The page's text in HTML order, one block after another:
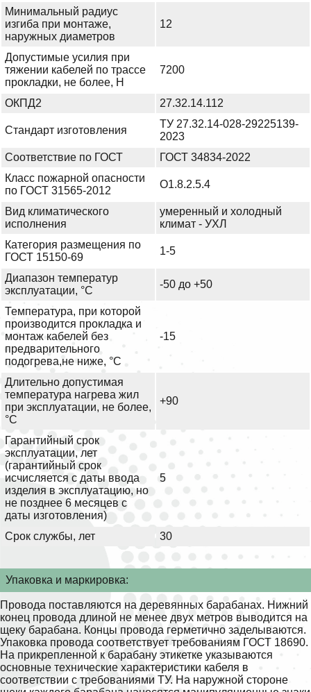
Минимальный радиус
изгиба при монтаже,
наружных диаметров
12
Допустимые усилия при
тяжении кабелей по трассе
прокладки, не более, Н
7200
ОКПД2 27.32.14.112
Стандарт изготовления
ТУ 27.32.14-028-29225139-
2023
Соответствие по ГОСТ
ГОСТ 34834-2022
Класс пожарной опасности
по ГОСТ 31565-2012
О1.8.2.5.4
Вид климатического
исполнения
умеренный и холодный
климат - УХЛ
Категория размещения по
ГОСТ 15150-69
1-5
Диапазон температур
эксплуатации, °С
-50 до +50
Температура, при которой
производится прокладка и
монтаж кабелей без
предварительного
подогрева,не ниже, °С
-15
Длительно допустимая
температура нагрева жил
при эксплуатации, не более,
°С
+90
Гарантийный срок
эксплуатации, лет
(гарантийный срок
исчисляется с даты ввода
изделия в эксплуатацию, но
не позднее 6 месяцев с
даты изготовления)
5
Срок службы, лет 30
Упаковка и маркировка:
Провода поставляются на деревянных барабанах. Нижний
конец провода длиной не менее двух метров выводится на
щеку барабана. Концы провода герметично заделываются.
Упаковка провода соответствует требованиям ГОСТ 18690.
На прикрепленной к барабану этикетке указываются
основные технические характеристики кабеля в
соответствии с требованиями ТУ. На наружной стороне